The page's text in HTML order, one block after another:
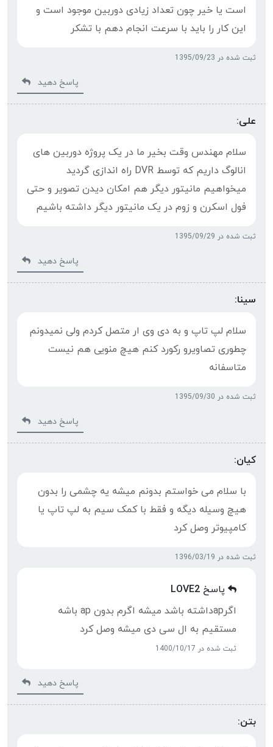
است یا خیر چون تعداد زیادی دوربین موجود است و
این کار را باید با سرعت انجام دهم با تشکر
ثبت شده در 1395/09/23
پاسخ دهید
علی:
سلام مهندس وقت بخیر ما در یک پروژه دوربین های
انالوگ داریم که توسط DVR راه اندازی گردید
میخواهیم مانیتور دیگر هم امکان دیدن تصویر و حتی
فول اسکرن و زوم در یک مانیتور دیگر داشته باشیم
ثبت شده در 1395/09/29
پاسخ دهید
سینا:
سلام لپ تاپ و به دی وی ار متصل کردم ولی نمیدونم
چطوری تصاویرو رکورد کنم هیچ منویی هم نیست
متاسفانه
ثبت شده در 1395/09/30
پاسخ دهید
کیان:
با سلام می خواستم بدونم میشه یه چشمی را بدون
هیچ وسیله دیگه و فقط با کمک سیم به لپ تاپ یا
کامپیوتر وصل کرد
ثبت شده در 1396/03/19
پاسخ LOVE2
اگرapداشته باشد میشه اگرم بدون ap باشه
مستقیم به ال سی دی میشه وصل کرد
ثبت شده در 1400/10/17
پاسخ دهید
بتن: